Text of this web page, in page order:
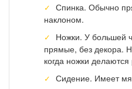
Спинка. Обычно
наклоном.
Ножки. У большей
прямые, без декора.
когда ножки
Сидение. Имеет